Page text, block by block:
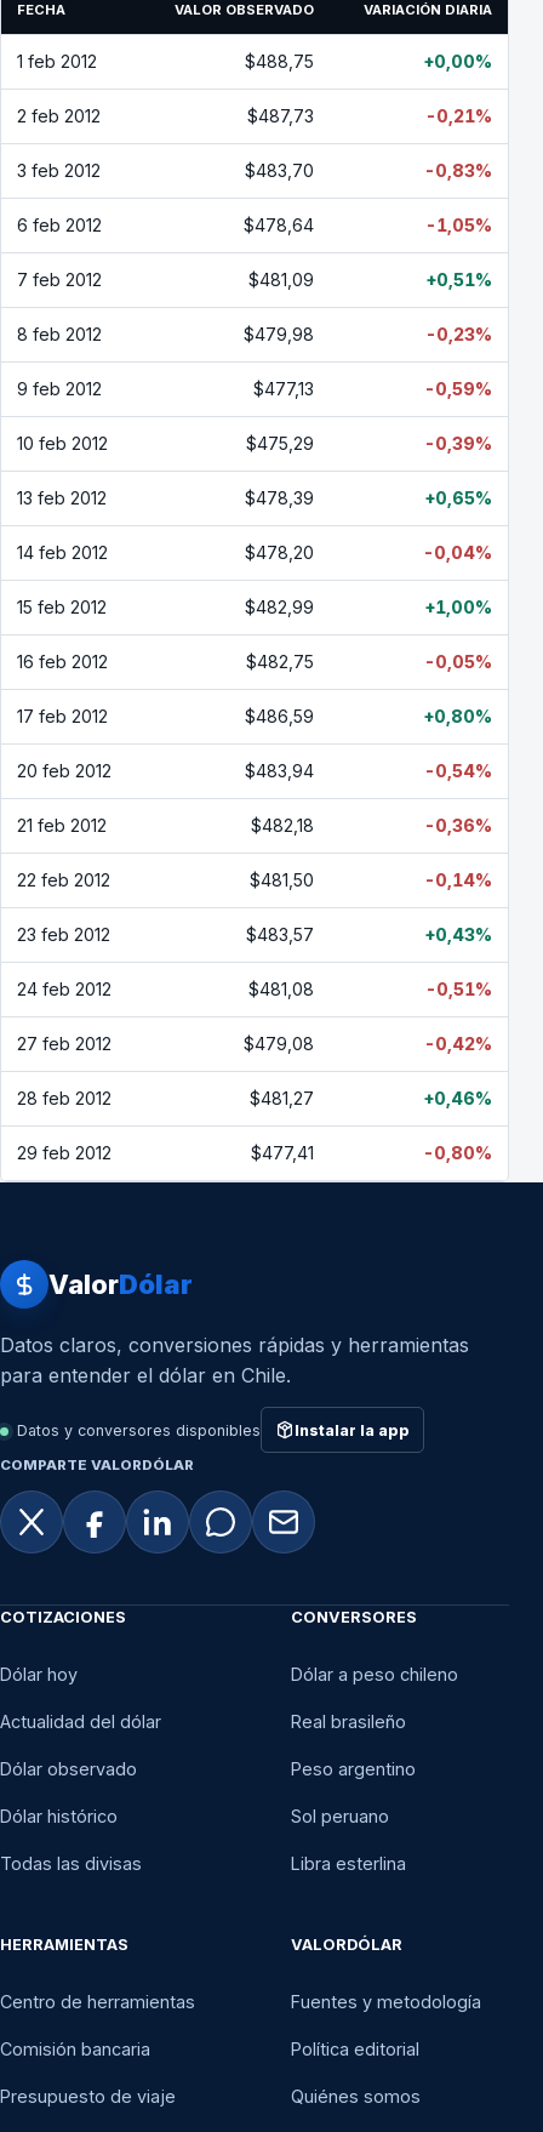
FECHA VALOR OBSERVADO VARIACIÓN DIARIA
1 feb 2012 $488,75 +0,00%
2 feb 2012 $487,73 -0,21%
3 feb 2012 $483,70 -0,83%
6 feb 2012 $478,64 -1,05%
7 feb 2012 $481,09 +0,51%
8 feb 2012 $479,98 -0,23%
9 feb 2012 $477,13 -0,59%
10 feb 2012 $475,29 -0,39%
13 feb 2012 $478,39 +0,65%
14 feb 2012 $478,20 -0,04%
15 feb 2012 $482,99 +1,00%
16 feb 2012 $482,75 -0,05%
17 feb 2012 $486,59 +0,80%
20 feb 2012 $483,94 -0,54%
21 feb 2012 $482,18 -0,36%
22 feb 2012 $481,50 -0,14%
23 feb 2012 $483,57 +0,43%
24 feb 2012 $481,08 -0,51%
27 feb 2012 $479,08 -0,42%
28 feb 2012 $481,27 +0,46%
29 feb 2012 $477,41 -0,80%
ValorDólar
Datos claros, conversiones rápidas y herramientas
para entender el dólar en Chile.
Datos y conversores disponibles Instalar la app
COMPARTE VALORDÓLAR
COTIZACIONES
Dólar hoy
Actualidad del dólar
Dólar observado
Dólar histórico
Todas las divisas
CONVERSORES
Dólar a peso chileno
Real brasileño
Peso argentino
Sol peruano
Libra esterlina
HERRAMIENTAS
Centro de herramientas
Comisión bancaria
Presupuesto de viaje
VALORDÓLAR
Fuentes y metodología
Política editorial
Quiénes somos